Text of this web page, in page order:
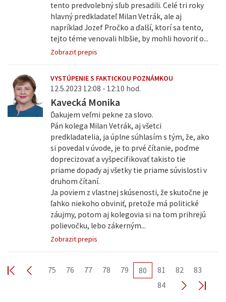
tento predvolebný sľub presadili. Celé tri roky
hlavný predkladateľ Milan Vetrák, ale aj
napríklad Jozef Pročko a ďalší, ktorí sa tento,
tejto téme venovali hlbšie, by mohli hovoriť o...
Zobrazit prepis
VYSTÚPENIE S FAKTICKOU POZNÁMKOU
12.5.2023 12:08 - 12:10 hod.
Kavecká Monika
Ďakujem veľmi pekne za slovo.
Pán kolega Milan Vetrák, aj všetci
predkladatelia, ja úplne súhlasím s tým, že, ako
si povedal v úvode, je to prvé čítanie, poďme
doprecizovať a vyšpecifikovať takisto tie
priame dopady aj všetky tie priame súvislosti v
druhom čítaní.
Ja poviem z vlastnej skúsenosti, že skutočne je
ľahko niekoho obviniť, pretože má politické
záujmy, potom aj kolegovia si na tom prihrejú
polievočku, lebo zákerným...
Zobrazit prepis
75 76 77 78 79 80 81 82
83
84